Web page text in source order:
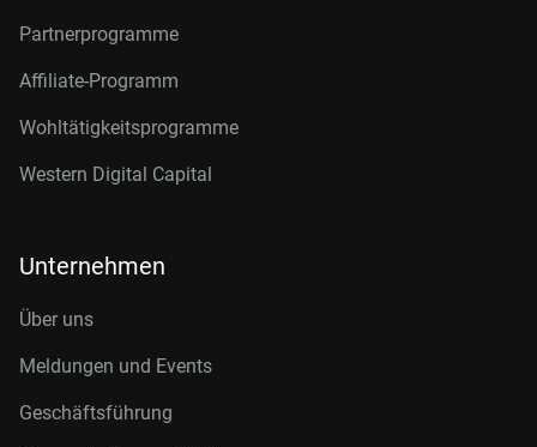
Partnerprogramme
Affiliate-Programm
Wohltätigkeitsprogramme
Western Digital Capital
Unternehmen
Über uns
Meldungen und Events
Geschäftsführung